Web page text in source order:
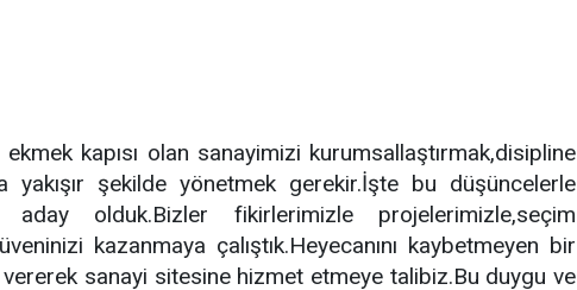
kapısı olan sanayimizi kurumsallaştırmak,disipline
yakışır şekilde yönetmek gerekir.İşte bu düşüncelerle
olduk.Bizler fikirlerimizle projelerimizle,seçim
kazanmaya çalıştık.Heyecanını kaybetmeyen bir
sanayi sitesine hizmet etmeye talibiz.Bu duygu ve